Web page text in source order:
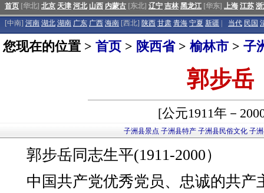
首页 [华北] 北京 天津 河北 山西 内蒙古 [东北] 辽宁 吉林 黑龙江 [华东] 上海 江苏
[中南] 河南 湖北 湖南 广东 广西 海南 [西北] 陕西 甘肃 青海 宁夏 新疆 当代 民国
您现在的位置 > 首页 > 陕西省> 榆林市 > 子
郭步岳
[公元1911年－
子洲县景点 子洲县特产 子洲县民俗文化 子
郭步岳同志生平(1911-2000）
中国共产党优秀党员、忠诚的共产